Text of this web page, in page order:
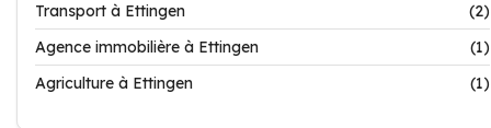
Transport à Ettingen
(2)
Agence immobilière à Ettingen
(1)
Agriculture à Ettingen
(1)